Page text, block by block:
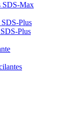
SDS-Max
Plus
Plus